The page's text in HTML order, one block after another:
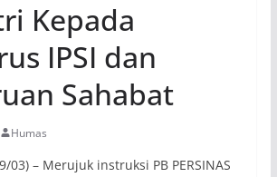
Kepada
IPSI dan
Sahabat
Humas
03) – Merujuk instruksi PB PERSINAS